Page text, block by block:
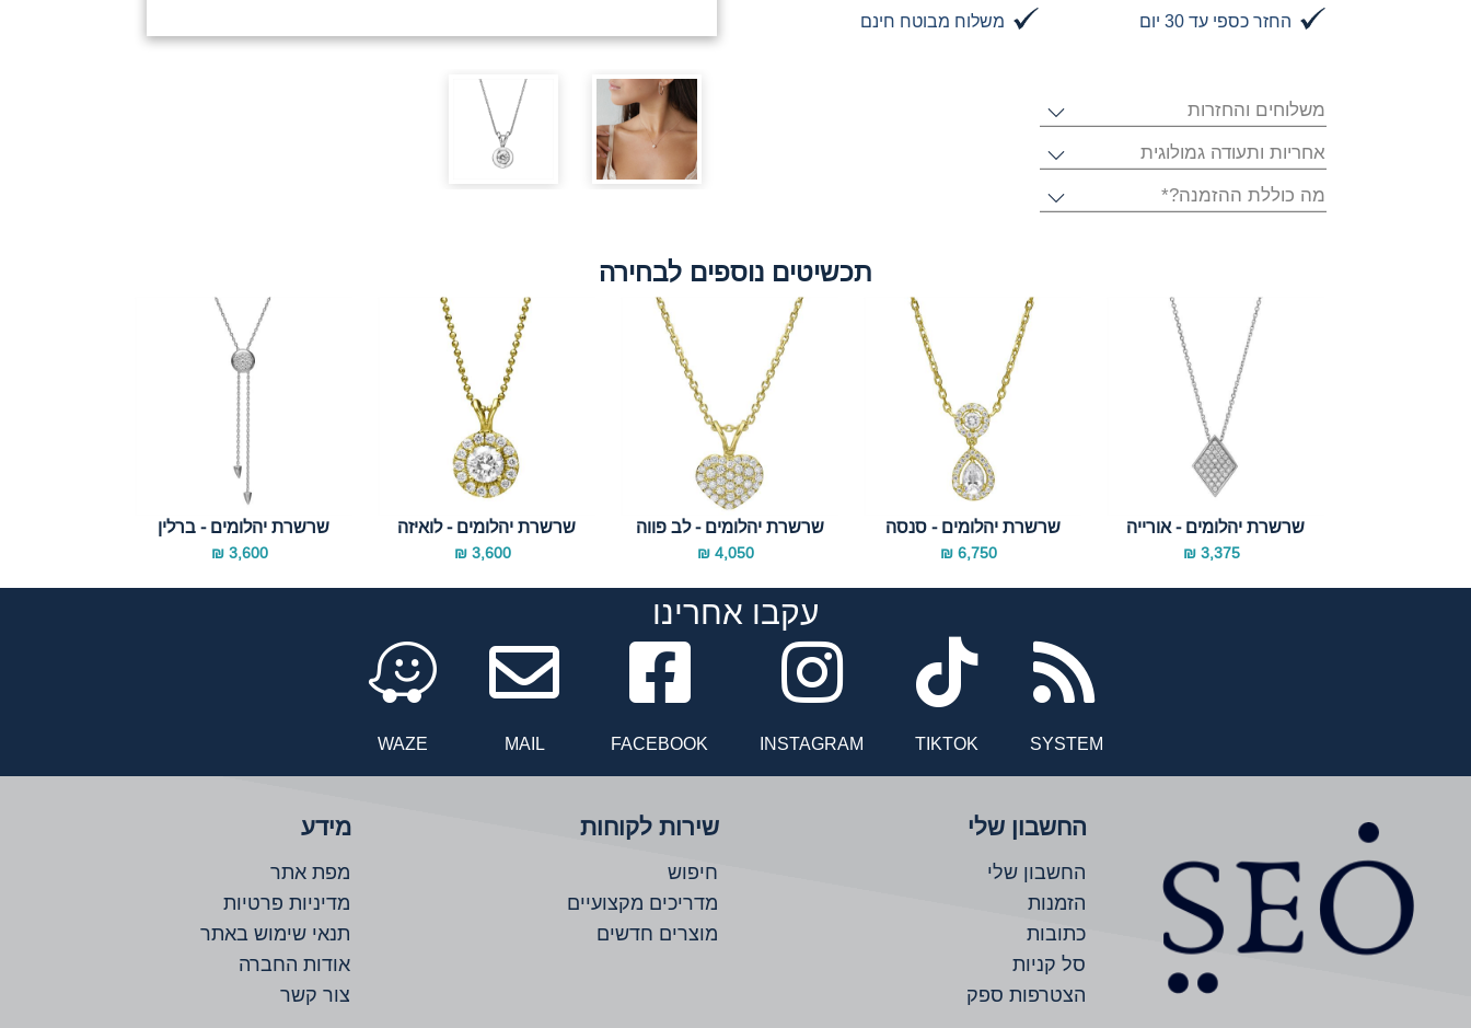
החזר כספי עד 30 יום משלוח מבוטח חינם
משלוחים והחזרות
אחריות ותעודה גמולוגית
מה כוללת ההזמנה?*
תכשיטים נוספים לבחירה
שרשרת יהלומים - ברלין
3,600 ₪
שרשרת יהלומים - לואיזה
3,600 ₪
שרשרת יהלומים - לב פווה
4,050 ₪
שרשרת יהלומים - סנסה
6,750 ₪
שרשרת יהלומים - אורייה
3,375 ₪
עקבו אחרינו
WAZE MAIL
Facebook
FACEBOOK
instagram
INSTAGRAM
tiktok
TIKTOK SYSTEM
מידע
מפת אתר
מדיניות פרטיות
תנאי שימוש באתר
אודות החברה
צור קשר
שירות לקוחות
חיפוש
מדריכים מקצועיים
מוצרים חדשים
החשבון שלי
החשבון שלי
הזמנות
כתובות
סל קניות
הצטרפות ספק